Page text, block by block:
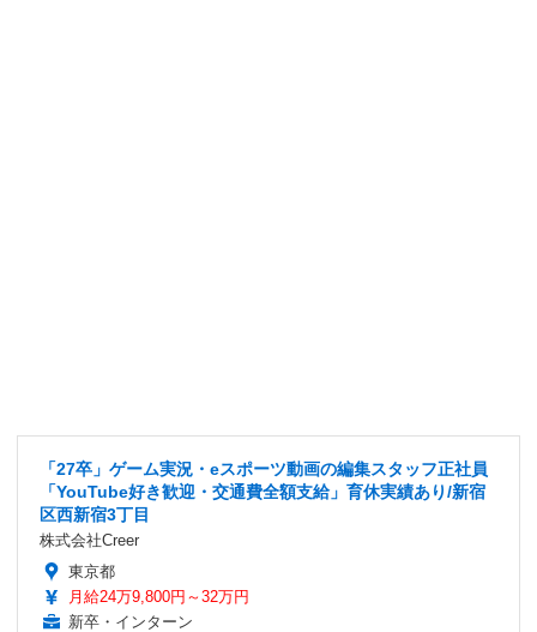
「27卒」ゲーム実況・eスポーツ動画の編集スタッフ正社員
「YouTube好き歓迎・交通費全額支給」育休実績あり/新宿
区西新宿3丁目
株式会社Creer
東京都
月給24万9,800円～32万円
新卒・インターン